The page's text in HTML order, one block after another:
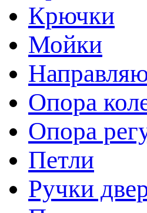
Крючки
Мойки
Опора
Опора
Петли
Ручки